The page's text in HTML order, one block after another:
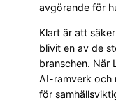
avgörande för
Klart är att
blivit en av de
branschen. När
AI-ramverk och
för